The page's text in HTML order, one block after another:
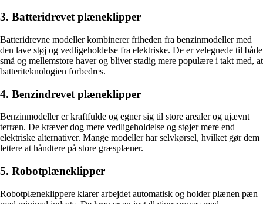
3. Batteridrevet plæneklipper
Batteridrevne modeller kombinerer friheden fra benzinmodeller med
den lave støj og vedligeholdelse fra elektriske. De er velegnede til både
små og mellemstore haver og bliver stadig mere populære i takt med, at
batteriteknologien forbedres.
4. Benzindrevet plæneklipper
Benzinmodeller er kraftfulde og egner sig til store arealer og ujævnt
terræn. De kræver dog mere vedligeholdelse og støjer mere end
elektriske alternativer. Mange modeller har selvkørsel, hvilket gør dem
lettere at håndtere på store græsplæner.
5. Robotplæneklipper
Robotplæneklippere klarer arbejdet automatisk og holder plænen pæn